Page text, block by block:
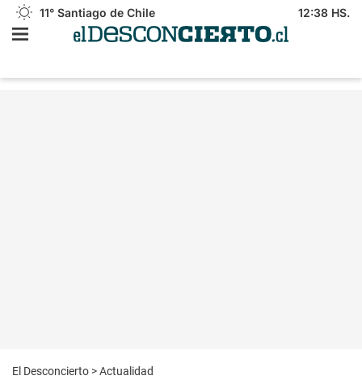
11° Santiago de Chile 12:38 HS.
El Desconcierto >Actualidad